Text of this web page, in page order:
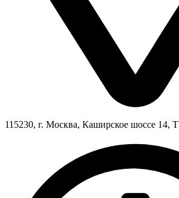
115230, г. Москва, Каширское шоссе 14,